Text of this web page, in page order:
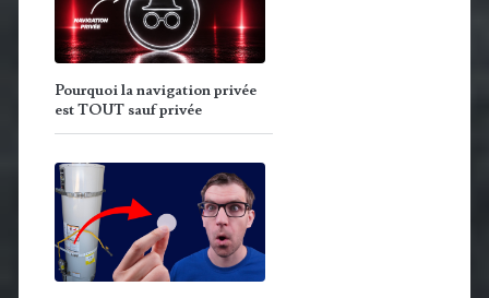
Pourquoi la navigation privée
est TOUT sauf privée